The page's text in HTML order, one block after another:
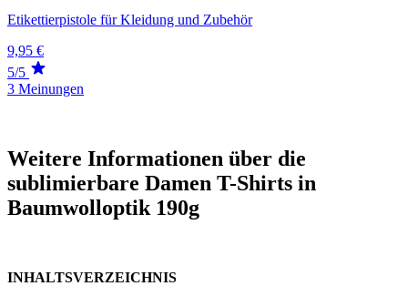
Etikettierpistole für Kleidung und Zubehör
9,95 €
5/5
3 Meinungen
Weitere Informationen über die
sublimierbare Damen T-Shirts in
Baumwolloptik 190g
INHALTSVERZEICHNIS